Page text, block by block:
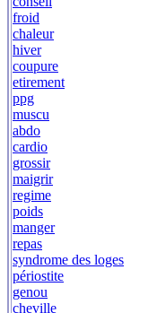
froid
chaleur
hiver
coupure
etirement
ppg
muscu
abdo
cardio
grossir
maigrir
regime
poids
manger
repas
syndrome des loges
périostite
genou
cheville